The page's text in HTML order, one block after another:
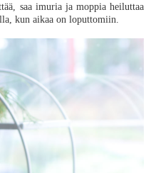
saa imuria ja moppia heiluttaa
kun aikaa on loputtomiin.